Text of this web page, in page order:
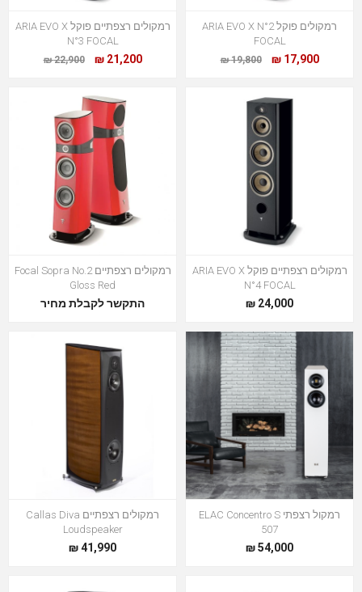
רמקולים פוקל ARIA EVO X N°2
FOCAL
17,900 ₪
19,800 ₪
רמקולים רצפתיים פוקל ARIA EVO X
N°3 FOCAL
21,200 ₪
22,900 ₪
רמקולים רצפתיים פוקל ARIA EVO X
N°4 FOCAL
24,000 ₪
רמקולים רצפתיים Focal Sopra No.2
Gloss Red
התקשר לקבלת מחיר
רמקול רצפתי ELAC Concentro S
507
54,000 ₪
רמקולים רצפתיים Callas Diva
Loudspeaker
41,990 ₪